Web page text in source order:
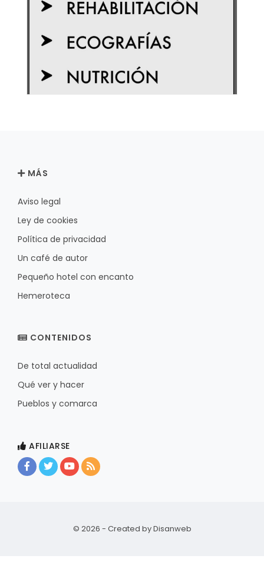
MÁS
Aviso legal
Ley de cookies
Política de privacidad
Un café de autor
Pequeño hotel con encanto
Hemeroteca
CONTENIDOS
De total actualidad
Qué ver y hacer
Pueblos y comarca
AFILIARSE
© 2026 - Created byDisanweb